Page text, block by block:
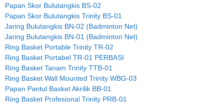
Papan Skor Bulutangkis BS-02
Papan Skor Bulutangkis Trinity BS-01
Jaring Bulutangkis BN-02 (Badminton Net)
Jaring Bulutangkis BN-01 (Badminton Net)
Ring Basket Portable Trinity TR-02
Ring Basket Portabel TR-01 PERBASI
Ring Basket Tanam Trinity TTB-01
Ring Basket Wall Mounted Trinity WBG-03
Papan Pantul Basket Akrilik BB-01
Ring Basket Profesional Trinity PRB-01